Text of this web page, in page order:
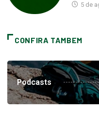
5 de
CONFIRA TAMBEM
Podcasts